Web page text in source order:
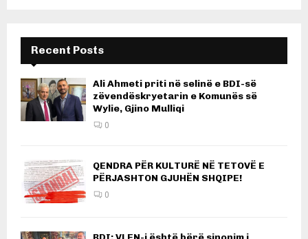
Recent Posts
Ali Ahmeti priti në selinë e BDI-së
zëvendëskryetarin e Komunës së
Wylie, Gjino Mulliqi
0
QENDRA PËR KULTURË NË TETOVË E
PËRJASHTON GJUHËN SHQIPE!
0